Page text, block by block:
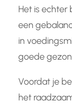
Het is
een
in
goede
Voordat je
het